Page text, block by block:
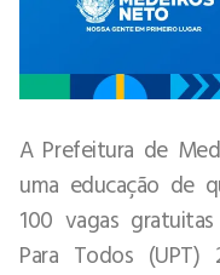
A Prefeitura de
uma educação de
100 vagas
Para Todos